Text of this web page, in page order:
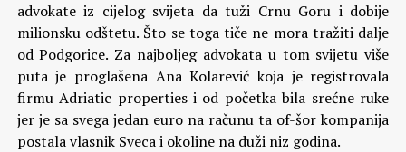
advokate iz cijelog svijeta da tuži Crnu Goru i dobije
milionsku odštetu. Što se toga tiče ne mora tražiti dalje
od Podgorice. Za najboljeg advokata u tom svijetu više
puta je proglašena Ana Kolarević koja je registrovala
firmu Adriatic properties i od početka bila srećne ruke
jer je sa svega jedan euro na računu ta of-šor kompanija
postala vlasnik Sveca i okoline na duži niz godina.